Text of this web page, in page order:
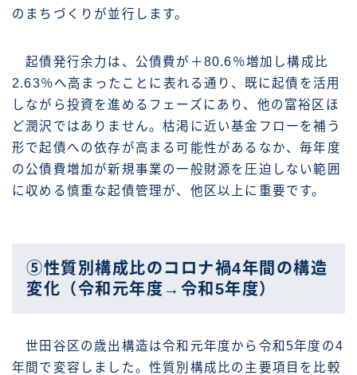
のまちづくりが並行します。
起債発行余力は、公債費が＋80.6％増加し構成比
2.63％へ高まったことに表れる通り、既に起債を活用
しながら投資を進めるフェーズにあり、他の富裕区ほ
ど潤沢ではありません。枯渇に近い基金フローを補う
形で起債への依存が高まる可能性があるなか、毎年度
の公債費増加が新規事業の一般財源を圧迫しない範囲
に収める慎重な起債管理が、他区以上に重要です。
⑤性質別構成比のコロナ禍4年間の構造
変化（令和元年度→令和5年度）
世田谷区の歳出構造は令和元年度から令和5年度の4
年間で変容しました。性質別構成比の主要項目を比較